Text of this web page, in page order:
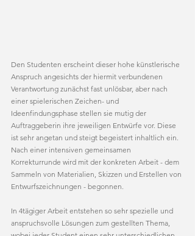
Den Studenten erscheint dieser hohe künstlerische
Anspruch angesichts der hiermit verbundenen
Verantwortung zunächst fast unlösbar, aber nach
einer spielerischen Zeichen- und
Ideenfindungsphase stellen sie mutig der
Auftraggeberin ihre jeweiligen Entwürfe vor. Diese
ist sehr angetan und steigt begeistert inhaltlich ein.
Nach einer intensiven gemeinsamen
Korrekturrunde wird mit der konkreten Arbeit - dem
Sammeln von Materialien, Skizzen und Erstellen von
Entwurfszeichnungen - begonnen.
In 4tägiger Arbeit entstehen so sehr spezielle und
anspruchsvolle Lösungen zum gestellten Thema,